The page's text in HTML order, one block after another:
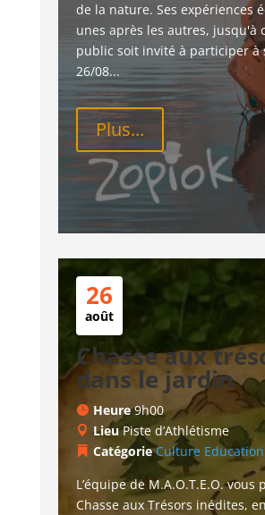
de la nature. Ses expériences
unes après les autres, jusqu'à
public soit invité à participer à
26/08...
Plus...
26
août
Chasse aux
dans le jardin
Heure9h00
LieuPiste d’Athlétisme
CatégorieCulture Education
L’équipe de M.A.O.T.E.O. vous
Chasse aux Trésors inédites,